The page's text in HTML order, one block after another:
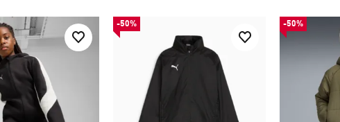
-50% -50%